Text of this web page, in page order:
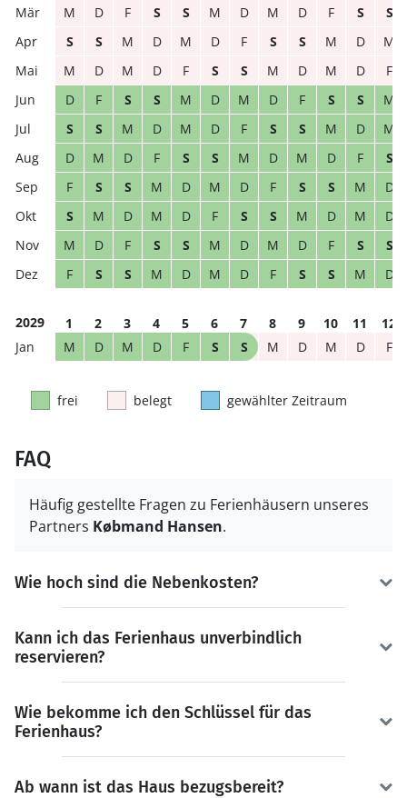
M D F S S M D M D F S
S
S
S M D M D F S S M D
M
M
D M D F S S M D M D
F
D
F S S M D M D F S S
M
S
S M D M D F S S M D
M
D
M D F S S M D M D F
S
F
S S M D M D F S S M
D
S
M D M D F S S M D M
D
M
D F S S M D M D F S
S
F
S S M D M D F S S M D
2029 1 2 3 4 5 6 7 8 9 10 11
12
M
D M D F S S M D M D F
frei belegt gewählter Zeitraum
FAQ
Häufig gestellte Fragen zu Ferienhäusern unseres
Partners Købmand Hansen.
Wie hoch sind die Nebenkosten?
Kann ich das Ferienhaus unverbindlich
reservieren?
Wie bekomme ich den Schlüssel für das
Ferienhaus?
Ab wann ist das Haus bezugsbereit?